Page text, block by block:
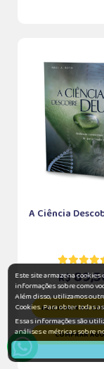
A Ciência
R$
ADICIONAR AO
COMPRAR
Este site armazena cookies
informações sobre como
Além disso, utilizamos
Cookies. Para obter todas
Essas informações são
análises e métricas sobre